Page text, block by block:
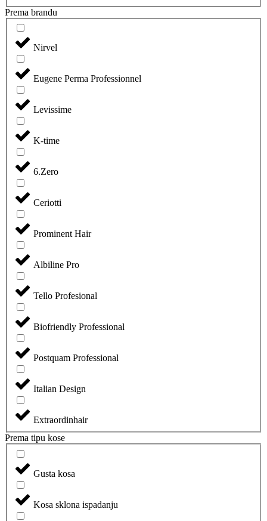
Prema brandu
Nirvel
Eugene Perma Professionnel
Levissime
K-time
6.Zero
Ceriotti
Prominent Hair
Albiline Pro
Tello Profesional
Biofriendly Professional
Postquam Professional
Italian Design
Extraordinhair
Prema tipu kose
Gusta kosa
Kosa sklona ispadanju